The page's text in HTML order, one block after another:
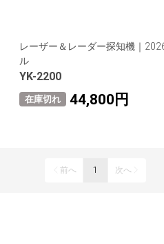
レーザー＆レーダー探知機｜
ル
YK-2200
在庫切れ 44,800円
前へ 1 次へ